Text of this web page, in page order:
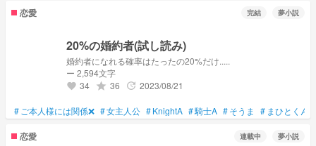
恋愛 完結 夢小説
20%の婚約者(試し読み)
婚約者になれる確率はたったの20%だけ.....
ー 2,594文字
favorite 34 grade 36 update 2023/08/21
# ご本人様には関係❌ #女主人公 #KnightA #騎士A #そうま # まひとくん
恋愛 連載中 夢小説